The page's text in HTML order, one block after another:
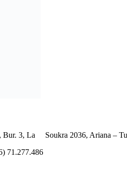
Bur. 3, La Soukra 2036, Ariana –
71.277.486